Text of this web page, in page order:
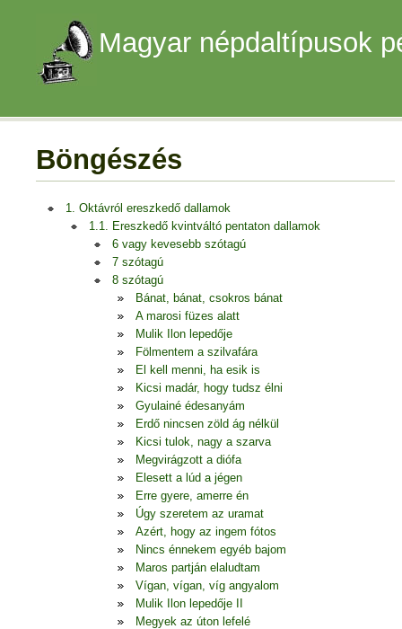
Magyar népdaltípusok
Böngészés
1. Oktávról ereszkedő dallamok
1.1. Ereszkedő kvintváltó pentaton dallamok
6 vagy kevesebb szótagú
7 szótagú
8 szótagú
Bánat, bánat, csokros bánat
A marosi füzes alatt
Mulik Ilon lepedője
Fölmentem a szilvafára
El kell menni, ha esik is
Kicsi madár, hogy tudsz élni
Gyulainé édesanyám
Erdő nincsen zöld ág nélkül
Kicsi tulok, nagy a szarva
Megvirágzott a diófa
Elesett a lúd a jégen
Erre gyere, amerre én
Úgy szeretem az uramat
Azért, hogy az ingem fótos
Nincs énnekem egyéb bajom
Maros partján elaludtam
Vígan, vígan, víg angyalom
Mulik Ilon lepedője II
Megyek az úton lefelé